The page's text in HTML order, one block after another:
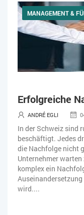
MANAGEMENT &
Erfolgreiche
ANDRÉ EGLI
In der Schweiz sind
beschäftigt. Jedes
die Nachfolge nicht
Unternehmer
komplex ein
wird....